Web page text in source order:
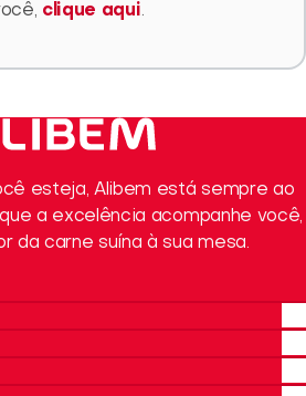
clique aqui.
esteja, Alibem está sempre ao
a excelência acompanhe você,
da carne suína à sua mesa.